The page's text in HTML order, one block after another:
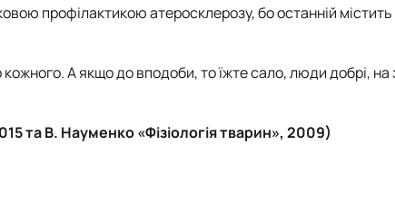
профілактикою атеросклерозу, бо останній містить
А якщо до вподоби, то їжте сало, люди добрі, на
та В. Науменко «Фізіологія тварин», 2009)